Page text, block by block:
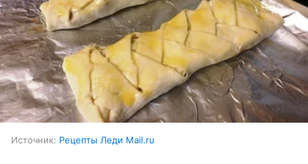
Источник: Рецепты Леди Mail.ru